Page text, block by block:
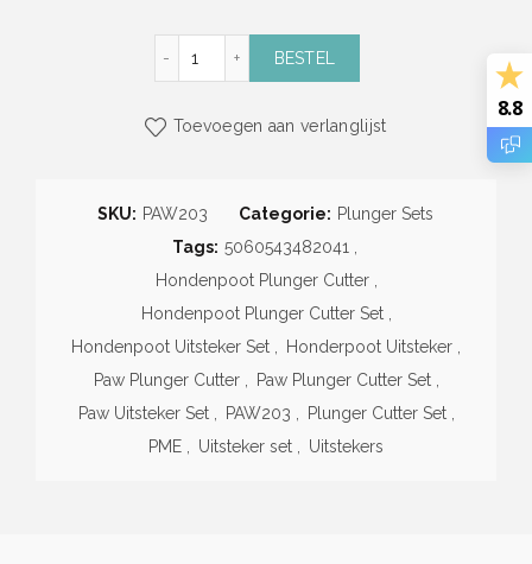
BESTEL
Toevoegen aan verlanglijst
SKU: PAW203 Categorie: Plunger Sets
Tags: 5060543482041
Hondenpoot Plunger Cutter
Hondenpoot Plunger Cutter Set
Hondenpoot Uitsteker Set
Honderpoot Uitsteker
Paw Plunger Cutter
Paw Plunger Cutter Set
Paw Uitsteker Set
PAW203 Plunger Cutter Set
PME
Uitsteker set Uitstekers
8.8